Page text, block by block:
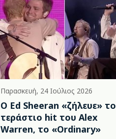
Παρασκευή, 24 Ιούλιος 2026
Ο Ed Sheeran «ζήλευε» το
τεράστιο hit του Alex
Warren, το «Ordinary»